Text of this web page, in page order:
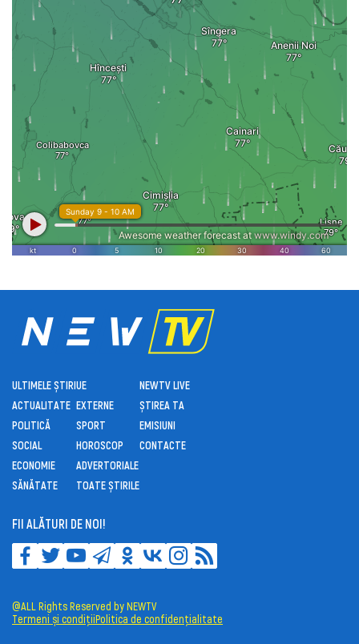
ULTIMELE ȘTIRI
ACTUALITATE
POLITICĂ
SOCIAL
ECONOMIE
SĂNĂTATE
UE
EXTERNE
SPORT
HOROSCOP
ADVERTORIALE
TOATE ȘTIRILE
NEWTV LIVE
ȘTIREA TA
EMISIUNI
CONTACTE
FII ALĂTURI DE NOI!
@ALL Rights Reserved by NEWTV
Termeni și condițiiPolitica de confidențialitate